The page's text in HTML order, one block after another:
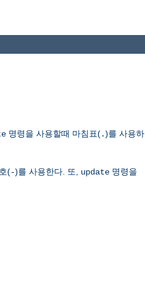
명령을 사용할때 마침표(.)를 사용하
(-)를 사용한다. 또, update 명령을